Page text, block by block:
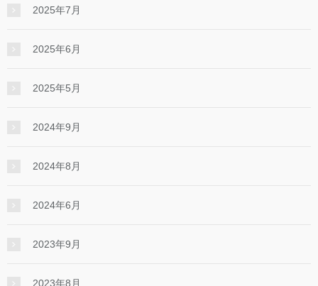
2025年7月
2025年6月
2025年5月
2024年9月
2024年8月
2024年6月
2023年9月
2023年8月